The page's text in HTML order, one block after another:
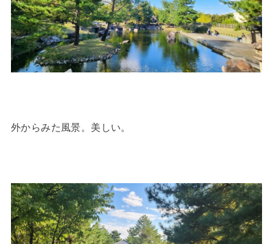
外からみた風景。美しい。